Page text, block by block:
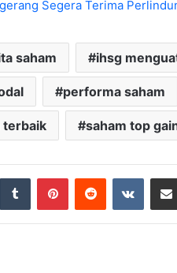
Segera Terima
saham ihsg
performa saham
terbaik saham top
Tumblr PinterestReddit